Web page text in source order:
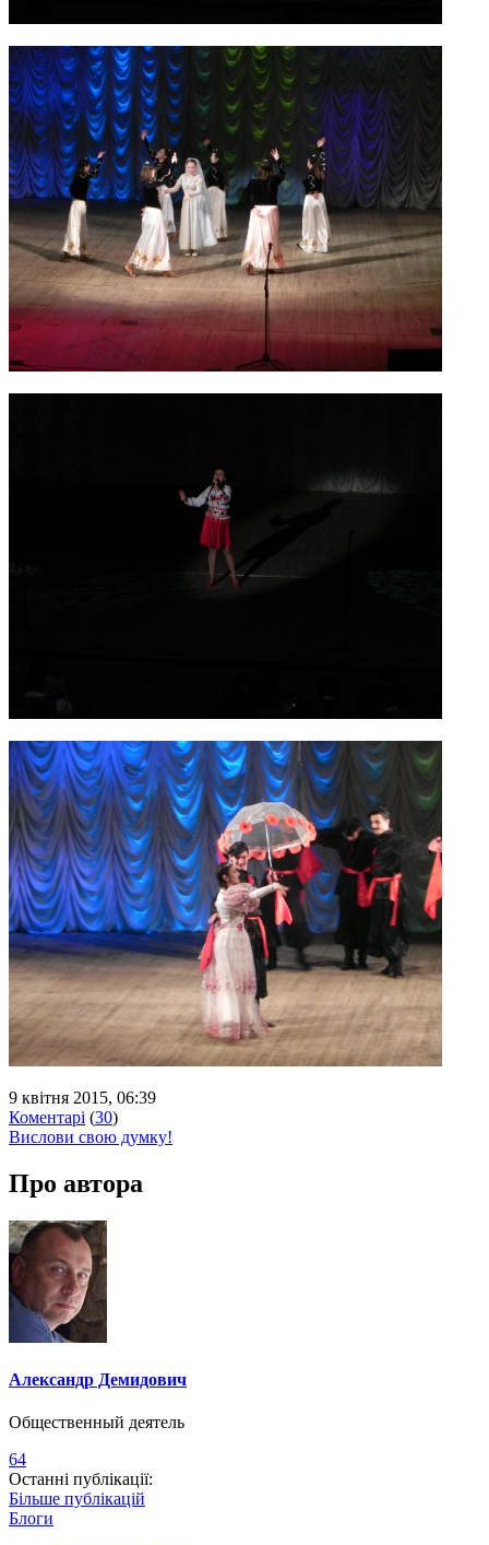
9 квітня 2015, 06:39
Коментарі (30)
Вислови свою думку!
Про автора
Александр Демидович
Общественный деятель
64
Останні публікації:
Більше публікацій
Блоги